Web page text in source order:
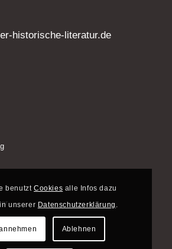
historische-literatur.de
benutztCookies alle Infos dazu
unserer Datenschutzerklärung
Ablehnen